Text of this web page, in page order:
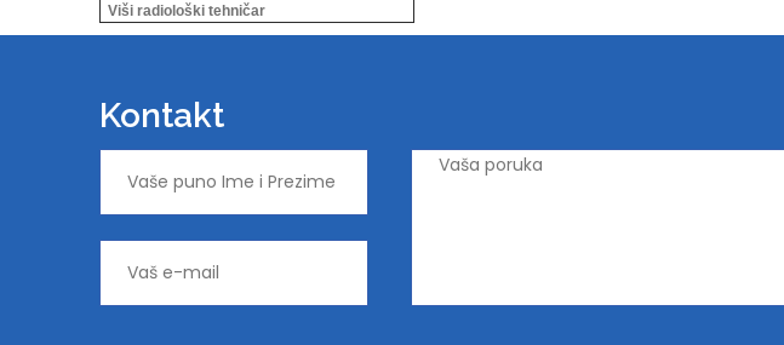
Viši radiološki tehničar
Kontakt